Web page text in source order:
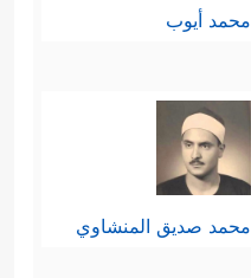
محمد أيوب
محمد صديق المنشاوي